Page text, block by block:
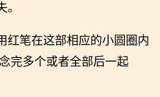
。
红笔在这部相应的小圆圈内
完多个或者全部后一起